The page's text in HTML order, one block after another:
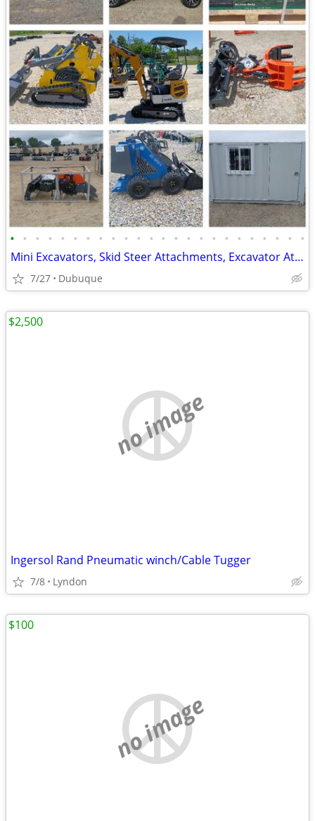
• • • • • • • • • • • • • • • • • • • • • • • •
Mini Excavators, Skid Steer Attachments, Excavator Attachments
7/27 Dubuque
no image
Ingersol Rand Pneumatic winch/Cable Tugger
7/8 Lyndon
$2,500
no image
$100